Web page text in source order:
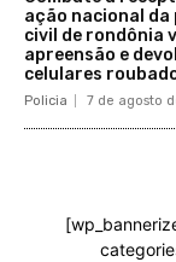
ação nacional da
civil de rondônia
apreensão e
celulares
Policia 7 de agosto